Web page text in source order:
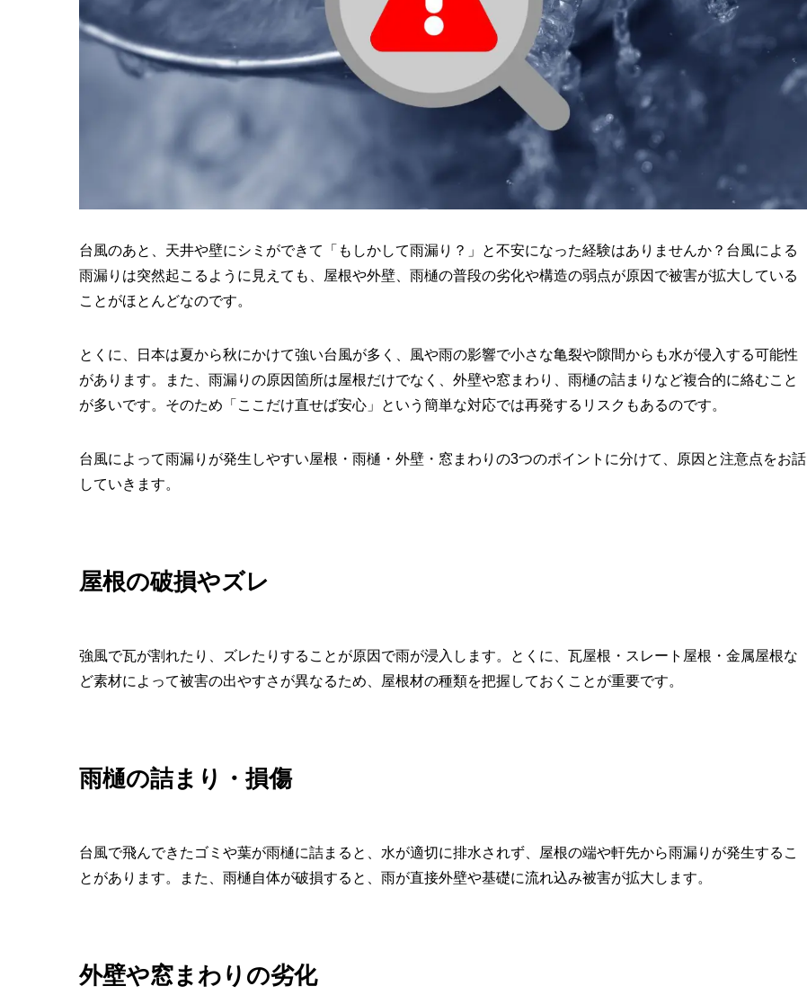
台風のあと、天井や壁にシミができて「もしかして雨漏り？」と不安になった経験はありませんか？台風による
雨漏りは突然起こるように見えても、屋根や外壁、雨樋の普段の劣化や構造の弱点が原因で被害が拡大している
ことがほとんどなのです。
とくに、日本は夏から秋にかけて強い台風が多く、風や雨の影響で小さな亀裂や隙間からも水が侵入する可能性
があります。また、雨漏りの原因箇所は屋根だけでなく、外壁や窓まわり、雨樋の詰まりなど複合的に絡むこと
が多いです。そのため「ここだけ直せば安心」という簡単な対応では再発するリスクもあるのです。
台風によって雨漏りが発生しやすい屋根・雨樋・外壁・窓まわりの3つのポイントに分けて、原因と注意点をお話
していきます。
屋根の破損やズレ
強風で瓦が割れたり、ズレたりすることが原因で雨が浸入します。とくに、瓦屋根・スレート屋根・金属屋根な
ど素材によって被害の出やすさが異なるため、屋根材の種類を把握しておくことが重要です。
雨樋の詰まり・損傷
台風で飛んできたゴミや葉が雨樋に詰まると、水が適切に排水されず、屋根の端や軒先から雨漏りが発生するこ
とがあります。また、雨樋自体が破損すると、雨が直接外壁や基礎に流れ込み被害が拡大します。
外壁や窓まわりの劣化